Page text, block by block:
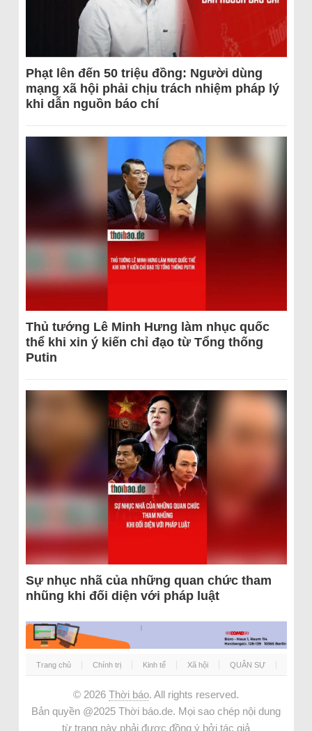
Phạt lên đến 50 triệu đồng: Người dùng
mạng xã hội phải chịu trách nhiệm pháp lý
khi dẫn nguồn báo chí
Thủ tướng Lê Minh Hưng làm nhục quốc
thể khi xin ý kiến chỉ đạo từ Tổng thống
Putin
Sự nhục nhã của những quan chức tham
nhũng khi đối diện với pháp luật
Trang chủ Chính trị Kinh tế Xã hội QUÂN SỰ
© 2026 Thời báo. All rights reserved.
Bản quyền @2025 Thời báo.de. Mọi sao chép nội dung
từ trang này phải được đồng ý bởi tác giả